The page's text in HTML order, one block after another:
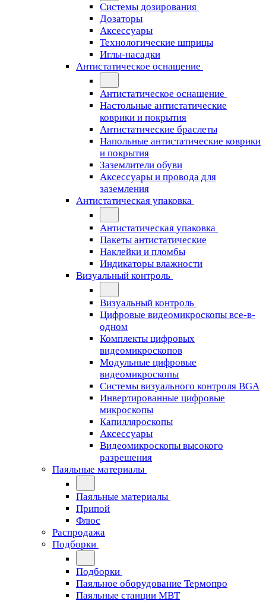
Системы дозирования
Дозаторы
Аксессуары
Технологические шприцы
Иглы-насадки
Антистатическое оснащение
Антистатическое оснащение
Настольные антистатические
коврики и покрытия
Антистатические браслеты
Напольные антистатические коврики
и покрытия
Заземлители обуви
Аксессуары и провода для
заземления
Антистатическая упаковка
Антистатическая упаковка
Пакеты антистатические
Наклейки и пломбы
Индикаторы влажности
Визуальный контроль
Визуальный контроль
Цифровые видеомикроскопы все-в-
одном
Комплекты цифровых
видеомикроскопов
Модульные цифровые
видеомикроскопы
Cистемы визуального контроля BGA
Инвертированные цифровые
микроскопы
Капилляроскопы
Аксессуары
Видеомикроскопы высокого
разрешения
Паяльные материалы
Паяльные материалы
Припой
Флюс
Распродажа
Подборки
Подборки
Паяльное оборудование Термопро
Паяльные станции MBT